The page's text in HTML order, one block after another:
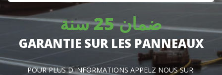
ضمان 25 سنة
GARANTIE SUR LES PANNEAUX
POUR PLUS D'INFORMATIONS APPELZ NOUS SUR: